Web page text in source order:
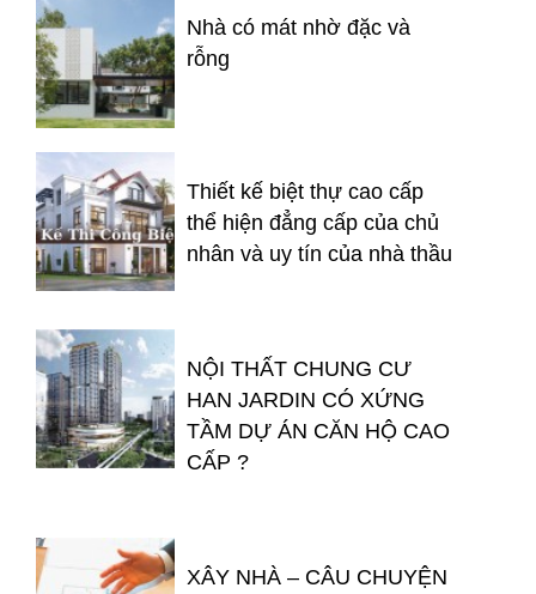
Nhà có mát nhờ đặc và
rỗng
Thiết kế biệt thự cao cấp
thể hiện đẳng cấp của chủ
nhân và uy tín của nhà thầu
NỘI THẤT CHUNG CƯ
HAN JARDIN CÓ XỨNG
TẦM DỰ ÁN CĂN HỘ CAO
CẤP ?
XÂY NHÀ – CÂU CHUYỆN